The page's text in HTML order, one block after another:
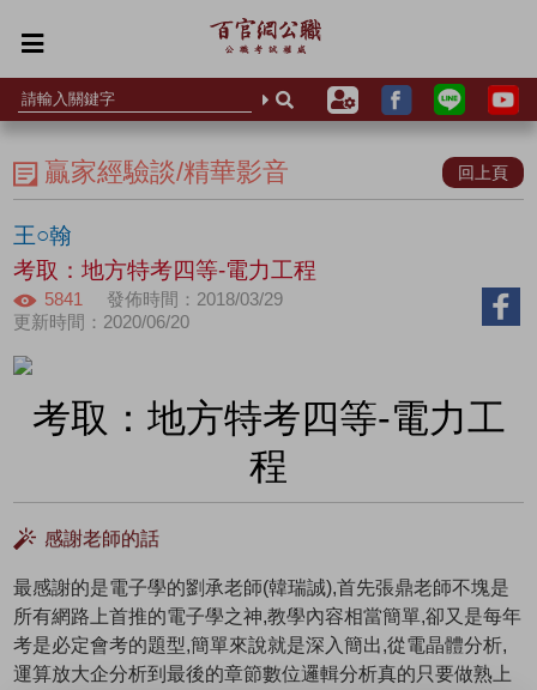
贏家經驗談/精華影音 回上頁
王○翰
考取：地方特考四等-電力工程
5841
發佈時間：2018/03/29
更新時間：2020/06/20
考取：地方特考四等-電力工
程
感謝老師的話
最感謝的是電子學的劉承老師(韓瑞誠),首先張鼎老師不塊是
所有網路上首推的電子學之神,教學內容相當簡單,卻又是每年
考是必定會考的題型,簡單來說就是深入簡出,從電晶體分析,
運算放大企分析到最後的章節數位邏輯分析真的只要做熟上